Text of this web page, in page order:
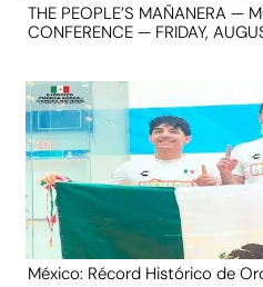
THE PEOPLE’S MAÑANERA —
CONFERENCE — FRIDAY,
México: Récord Histórico de